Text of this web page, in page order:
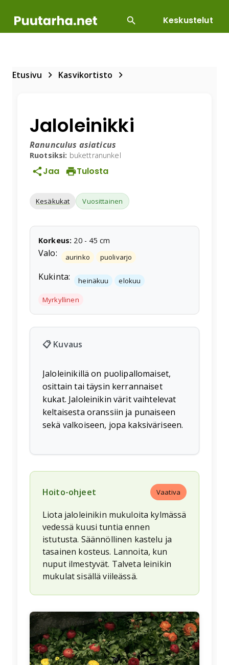
Keskustelut
Etusivu Kasvikortisto
Jaloleinikki
Ranunculus asiaticus
Ruotsiksi: bukettranunkel
Jaa Tulosta
Kesäkukat Vuosittainen
Korkeus: 20- 45 cm
Valo: aurinko puolivarjo
Kukinta: heinäkuu elokuu
Myrkyllinen
📋 Kuvaus
Jaloleinikillä on puolipallomaiset,
osittain tai täysin kerrannaiset
kukat. Jaloleinikin värit vaihtelevat
keltaisesta oranssiin ja punaiseen
sekä valkoiseen, jopa kaksiväriseen.
Hoito-ohjeet Vaativa
Liota jaloleinikin mukuloita kylmässä
vedessä kuusi tuntia ennen
istutusta. Säännöllinen kastelu ja
tasainen kosteus. Lannoita, kun
nuput ilmestyvät. Talveta leinikin
mukulat sisällä viileässä.
🌱